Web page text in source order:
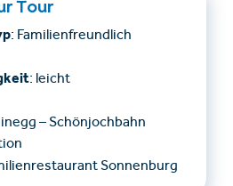
Tour
: Familienfreundlich
: leicht
– Schönjochbahn
Sonnenburg